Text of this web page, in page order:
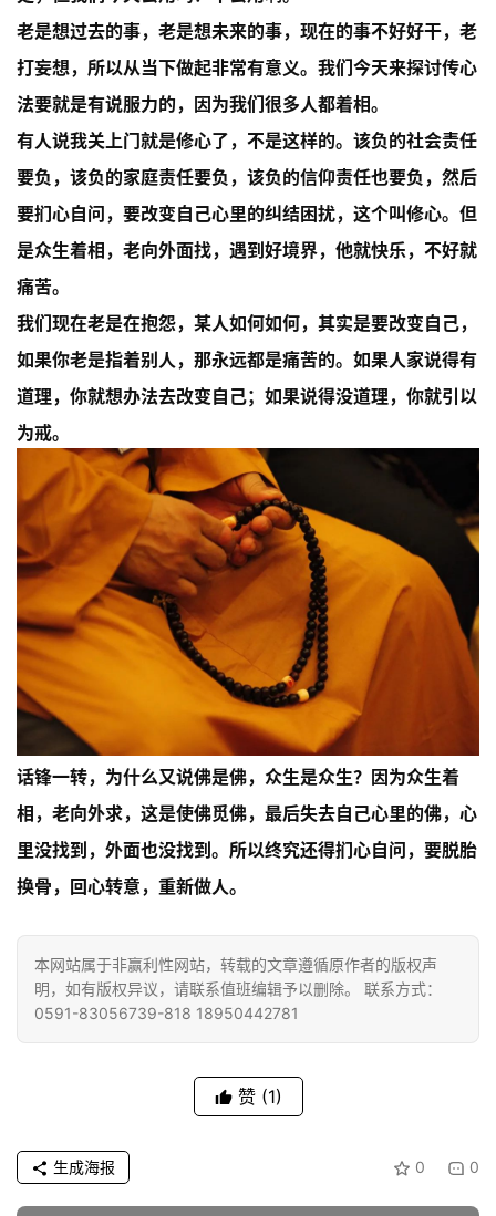
教
人
物
院
巡
礼
视
频
纪
佛
艺
术
政
策
法
规
免
声
登录 注册
老是想过去的事，老是想未来的事，现在的事不好好干，老
打妄想，所以从当下做起非常有意义。我们今天来探讨传心
法要就是有说服力的，因为我们很多人都着相。
有人说我关上门就是修心了，不是这样的。该负的社会责任
要负，该负的家庭责任要负，该负的信仰责任也要负，然后
要扪心自问，要改变自己心里的纠结困扰，这个叫修心。但
是众生着相，老向外面找，遇到好境界，他就快乐，不好就
痛苦。
我们现在老是在抱怨，某人如何如何，其实是要改变自己，
如果你老是指着别人，那永远都是痛苦的。如果人家说得有
道理，你就想办法去改变自己；如果说得没道理，你就引以
为戒。
话锋一转，为什么又说佛是佛，众生是众生？因为众生着
相，老向外求，这是使佛觅佛，最后失去自己心里的佛，心
里没找到，外面也没找到。所以终究还得扪心自问，要脱胎
换骨，回心转意，重新做人。
本网站属于非赢利性网站，转载的文章遵循原作者的版权声
明，如有版权异议，请联系值班编辑予以删除。 联系方式：
0591-83056739-818 18950442781
赞 (1)
0 0
生成海报